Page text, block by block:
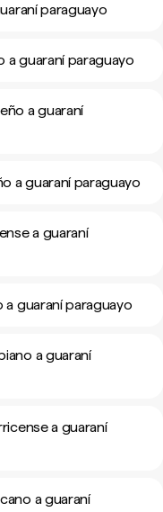
paraguayo
a guaraní paraguayo
a guaraní
a guaraní paraguayo
a guaraní
guaraní paraguayo
a guaraní
a guaraní
a guaraní